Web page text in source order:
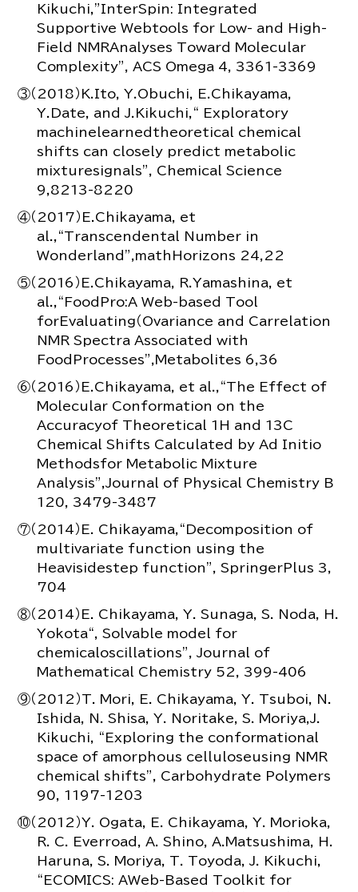
Kikuchi,”InterSpin: Integrated
Supportive Webtools for Low- and High-
Field NMRAnalyses Toward Molecular
Complexity”, ACS Omega 4, 3361-3369
③（2018）K.Ito, Y.Obuchi, E.Chikayama,
Y.Date, and J.Kikuchi,“ Exploratory
machinelearnedtheoretical chemical
shifts can closely predict metabolic
mixturesignals”, Chemical Science
9,8213-8220
④（2017）E.Chikayama, et
al.,“Transcendental Number in
Wonderland”,mathHorizons 24,22
⑤（2016）E.Chikayama, R.Yamashina, et
al.,“FoodPro:A Web-based Tool
forEvaluating（Ovariance and Carrelation
NMR Spectra Associated with
FoodProcesses”,Metabolites 6,36
⑥（2016）E.Chikayama, et al.,“The Effect of
Molecular Conformation on the
Accuracyof Theoretical 1H and 13C
Chemical Shifts Calculated by Ad Initio
Methodsfor Metabolic Mixture
Analysis”,Journal of Physical Chemistry B
120, 3479-3487
⑦（2014）E. Chikayama,“Decomposition of
multivariate function using the
Heavisidestep function”, SpringerPlus 3,
704
⑧（2014）E. Chikayama, Y. Sunaga, S. Noda, H.
Yokota“, Solvable model for
chemicaloscillations”, Journal of
Mathematical Chemistry 52, 399-406
⑨（2012）T. Mori, E. Chikayama, Y. Tsuboi, N.
Ishida, N. Shisa, Y. Noritake, S. Moriya,J.
Kikuchi, “Exploring the conformational
space of amorphous celluloseusing NMR
chemical shifts”, Carbohydrate Polymers
90, 1197-1203
⑩（2012）Y. Ogata, E. Chikayama, Y. Morioka,
R. C. Everroad, A. Shino, A.Matsushima, H.
Haruna, S. Moriya, T. Toyoda, J. Kikuchi,
“ECOMICS: AWeb-Based Toolkit for